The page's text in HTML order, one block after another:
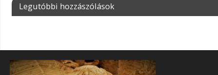
Legutóbbi hozzászólások